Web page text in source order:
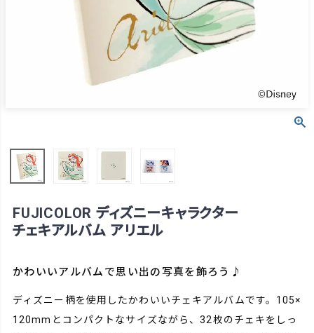
FUJICOLOR ディズニーキャラクター
チェキアルバム アリエル
かわいいアルバムで思い出の写真を飾ろう♪
ディズニー柄を使用したかわいいチェキアルバムです。105×
120mmとコンパクトなサイズながら、32枚のチェキをしっ